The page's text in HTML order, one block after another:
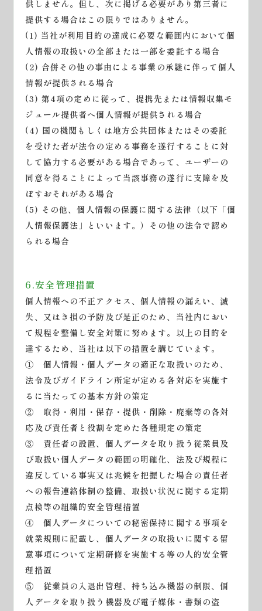
供しません。但し、次に掲げる必要があり第三者に
提供する場合はこの限りではありません。
(1) 当社が利用目的の達成に必要な範囲内において個
人情報の取扱いの全部または一部を委託する場合
(2) 合併その他の事由による事業の承継に伴って個人
情報が提供される場合
(3) 第4項の定めに従って、提携先または情報収集モ
ジュール提供者へ個人情報が提供される場合
(4) 国の機関もしくは地方公共団体またはその委託
を受けた者が法令の定める事務を遂行することに対
して協力する必要がある場合であって、ユーザーの
同意を得ることによって当該事務の遂行に支障を及
ぼすおそれがある場合
(5) その他、個人情報の保護に関する法律（以下「個
人情報保護法」といいます。）その他の法令で認め
られる場合
6.安全管理措置
個人情報への不正アクセス、個人情報の漏えい、滅
失、又はき損の予防及び是正のため、当社内におい
て規程を整備し安全対策に努めます。以上の目的を
達するため、当社は以下の措置を講じています。
① 個人情報・個人データの適正な取扱いのため、
法令及びガイドライン所定が定める各対応を実施す
るに当たっての基本方針の策定
② 取得・利用・保存・提供・削除・廃棄等の各対
応及び責任者と役割を定めた各種規定の策定
③ 責任者の設置、個人データを取り扱う従業員及
び取扱い個人データの範囲の明確化、法及び規程に
違反している事実又は兆候を把握した場合の責任者
への報告連絡体制の整備、取扱い状況に関する定期
点検等の組織的安全管理措置
④ 個人データについての秘密保持に関する事項を
就業規則に記載し、個人データの取扱いに関する留
意事項について定期研修を実施する等の人的安全管
理措置
⑤ 従業員の入退出管理、持ち込み機器の制限、個
人データを取り扱う機器及び電子媒体・書類の盗